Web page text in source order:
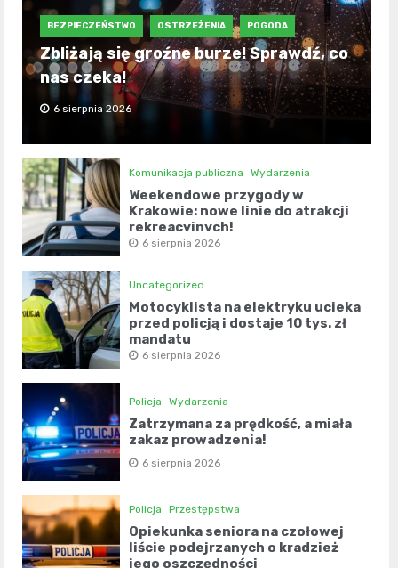
BEZPIECZEŃSTWO OSTRZEŻENIA POGODA
Zbliżają się groźne burze! Sprawdź, co
nas czeka!
6 sierpnia 2026
Komunikacja publiczna Wydarzenia
Weekendowe przygody w
Krakowie: nowe linie do atrakcji
rekreacyjnych!
6 sierpnia 2026
Uncategorized
Motocyklista na elektryku ucieka
przed policją i dostaje 10 tys. zł
mandatu
6 sierpnia 2026
Policja Wydarzenia
Zatrzymana za prędkość, a miała
zakaz prowadzenia!
6 sierpnia 2026
Policja Przestępstwa
Opiekunka seniora na czołowej
liście podejrzanych o kradzież
jego oszczędności